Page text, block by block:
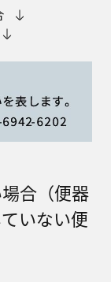
合（便器
いない便